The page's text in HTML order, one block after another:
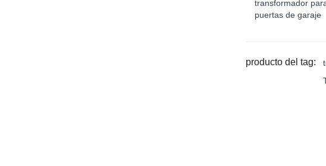
transformador
puertas de garaje
producto del tag: